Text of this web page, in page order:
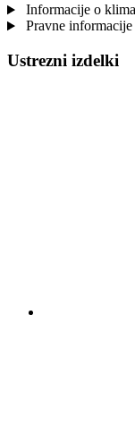
Informacije o
Pravne informacije
Ustrezni izdelki